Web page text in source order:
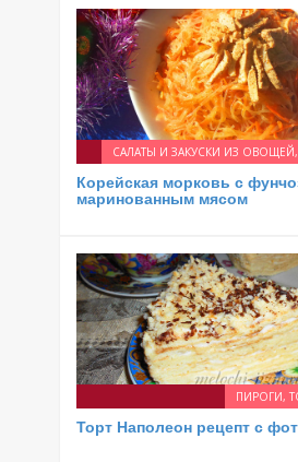
САЛАТЫ И ЗАКУСКИ ИЗ
Корейская морковь с
маринованным мясом
ПИРОГИ,
Торт Наполеон рецепт с